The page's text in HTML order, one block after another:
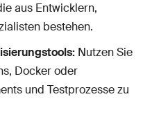
aus Entwicklern,
bestehen.
Nutzen Sie
Docker oder
und Testprozesse zu